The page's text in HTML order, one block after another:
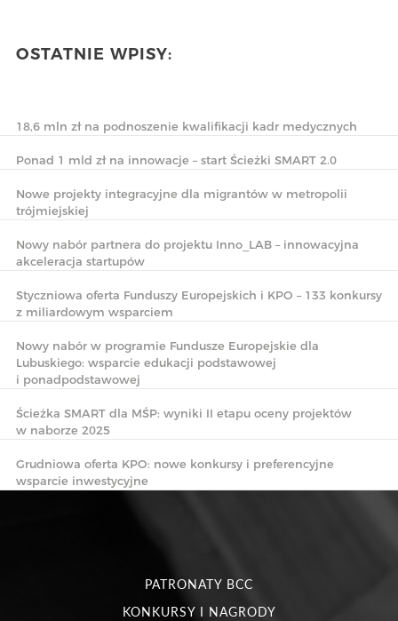
OSTATNIE WPISY:
18,6 mln zł na podnoszenie kwalifikacji kadr medycznych
Ponad 1 mld zł na innowacje – start Ścieżki SMART 2.0
Nowe projekty integracyjne dla migrantów w metropolii
trójmiejskiej
Nowy nabór partnera do projektu Inno_LAB – innowacyjna
akceleracja startupów
Styczniowa oferta Funduszy Europejskich i KPO – 133 konkursy
z miliardowym wsparciem
Nowy nabór w programie Fundusze Europejskie dla
Lubuskiego: wsparcie edukacji podstawowej
i ponadpodstawowej
Ścieżka SMART dla MŚP: wyniki II etapu oceny projektów
w naborze 2025
Grudniowa oferta KPO: nowe konkursy i preferencyjne
wsparcie inwestycyjne
PATRONATY BCC
KONKURSY I NAGRODY